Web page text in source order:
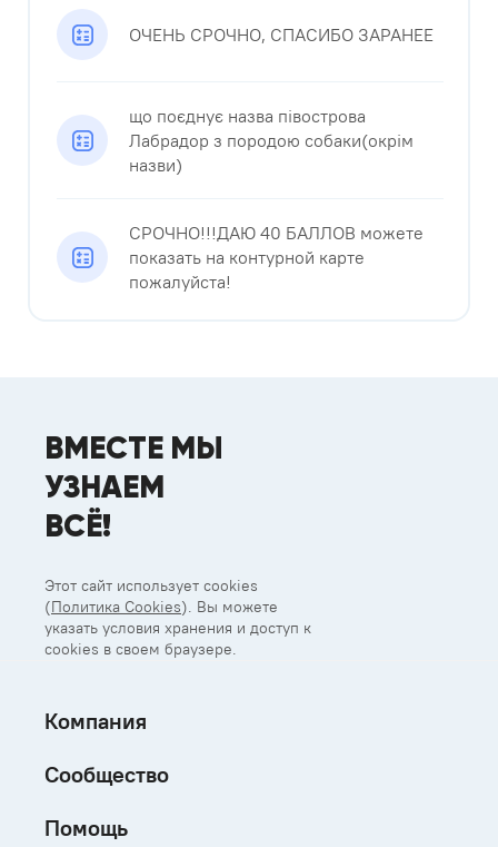
ОЧЕНЬ СРОЧНО, СПАСИБО ЗАРАНЕЕ ​
що поєднує назва півострова
Лабрадор з породою собаки(окрім
назви)
СРОЧНО!!!ДАЮ 40 БАЛЛОВ можете
показать на контурной карте
пожалуйста!​
ВМЕСТЕ МЫ
УЗНАЕМ
ВСЁ!
Этот сайт использует cookies
(Политика Cookies). Вы можете
указать условия хранения и доступ к
cookies в своем браузере.
Компания
Сообщество
Помощь